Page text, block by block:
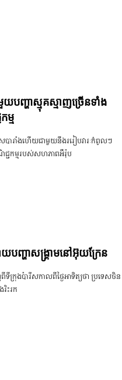
ញ្ហាស្មុគស្មាញច្រើនទាំង
ម្ម
ារាំងហើយជាមួយនឹងររៀបវារៈកំពូលៗ
ជ្ជកម្មរបស់សហភាពអឺរ៉ុប
យបញ្ហាសង្គ្រាមនៅអ៊ុយក្រែន
ក្រុងប៉ារីសកាលពីថ្ងៃអាទិត្យថា ប្រទេសចិន
ះរក